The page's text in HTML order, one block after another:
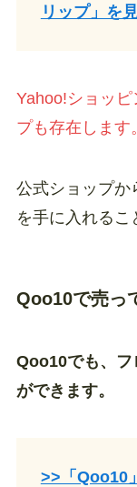
リップ」を
Yahoo!ショッ
プも存在します。
公式ショップか
を手に入れるこ
Qoo10で売っ
Qoo10でも、フ
ができます。
>>「Qoo10